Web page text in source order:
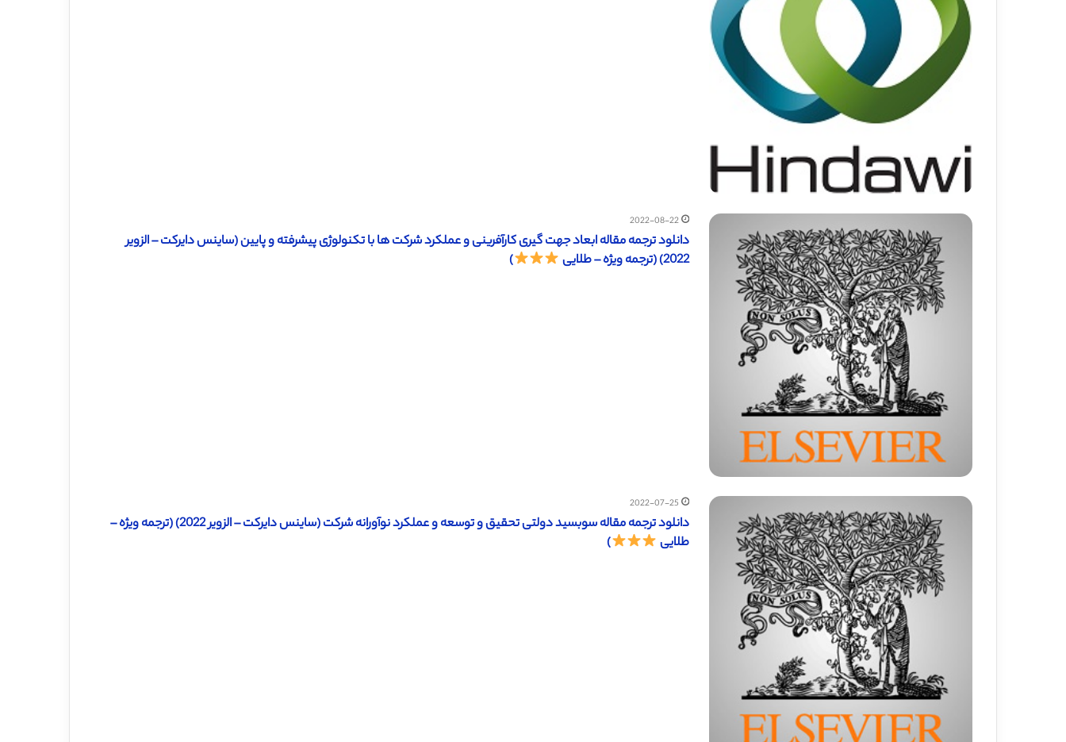
2022-08-22
دانلود ترجمه مقاله ابعاد جهت گیری کارآفرینی و عملکرد شرکت ها با تکنولوژی پیشرفته و پایین (ساینس دایرکت – الزویر
2022) (ترجمه ویژه – طلایی
)
2022-07-25
دانلود ترجمه مقاله سوبسید دولتی تحقیق و توسعه و عملکرد نوآورانه شرکت (ساینس دایرکت – الزویر 2022) (ترجمه ویژه –
طلایی
)